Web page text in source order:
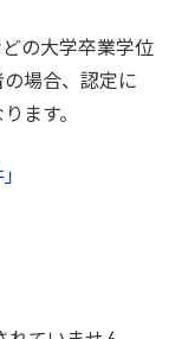
の大学卒業学位
場合、認定に
ます。